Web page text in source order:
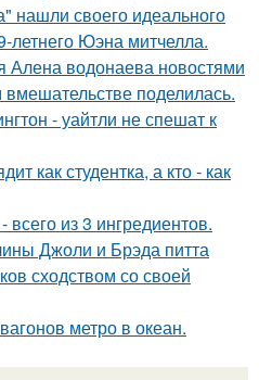
нашли своего идеального
летнего Юэна митчелла.
Алена водонаева новостями
поделилась.
- уайтли не спешат к
как студентка, а кто - как
всего из 3 ингредиентов.
Джоли и Брэда питта
сходством со своей
метро в океан.